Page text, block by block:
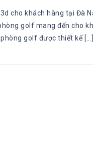
cho khách hàng tại Đà
golf mang đến cho
golf được thiết kế […]